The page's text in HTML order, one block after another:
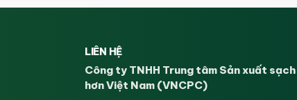
LIÊN HỆ
Công ty TNHH Trung tâm Sản xuất sạch
hơn Việt Nam (VNCPC)